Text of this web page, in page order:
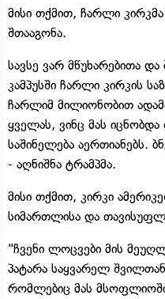
მისი თქმით, ჩარლი
შთააგონა.
სავსე ვარ მწუხარებითა
კამპუსში ჩარლი კირკის
ჩარლიმ მილიონობით
ყველას, ვინც მას
საშინელება აერთიანებს.
- აღნიშნა ტრამპმა.
მისი თქმით, კირკი
სიმართლისა და
"ჩვენი ლოცვები მის
პატარა საყვარელ
რომლებიც მას